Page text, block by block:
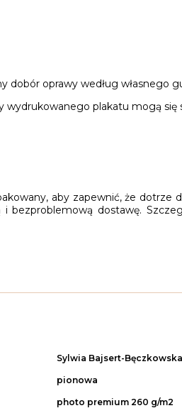
dobór oprawy według własnego
plakatu mogą się
aby zapewnić, że dotrze
bezproblemową dostawę.
Sylwia Bajsert-Bęczkowska
pionowa
photo premium 260 g/m2